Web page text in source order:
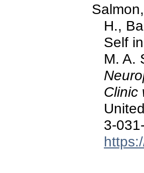
H.,
Self
M. A.
Clinic
3-